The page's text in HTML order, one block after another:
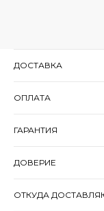
ДОСТАВКА
ОПЛАТА
ГАРАНТИЯ
ДОВЕРИЕ
ОТКУДА